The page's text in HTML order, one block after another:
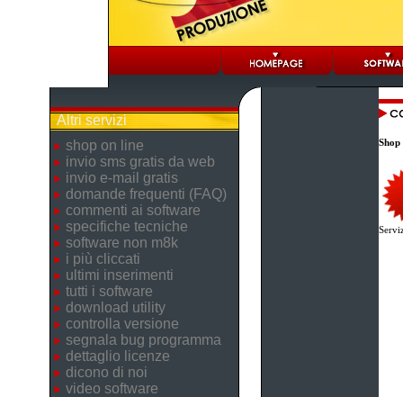
Altri servizi
shop on line
invio sms gratis da web
invio e-mail gratis
domande frequenti (FAQ)
commenti ai software
specifiche tecniche
software non m8k
i più cliccati
ultimi inserimenti
tutti i software
download utility
controlla versione
segnala bug programma
dettaglio licenze
dicono di noi
video software
Shop